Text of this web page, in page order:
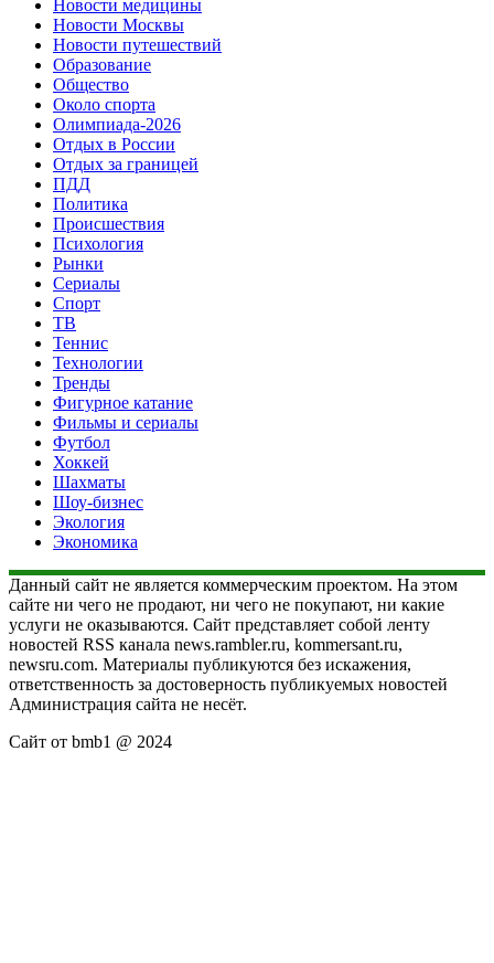
Новости медицины
Новости Москвы
Новости путешествий
Образование
Общество
Около спорта
Олимпиада-2026
Отдых в России
Отдых за границей
ПДД
Политика
Происшествия
Психология
Рынки
Сериалы
Спорт
ТВ
Теннис
Технологии
Тренды
Фигурное катание
Фильмы и сериалы
Футбол
Хоккей
Шахматы
Шоу-бизнес
Экология
Экономика
Данный сайт не является коммерческим проектом. На этом
сайте ни чего не продают, ни чего не покупают, ни какие
услуги не оказываются. Сайт представляет собой ленту
новостей RSS канала news.rambler.ru, kommersant.ru,
newsru.com. Материалы публикуются без искажения,
ответственность за достоверность публикуемых новостей
Администрация сайта не несёт.
Сайт от bmb1 @ 2024